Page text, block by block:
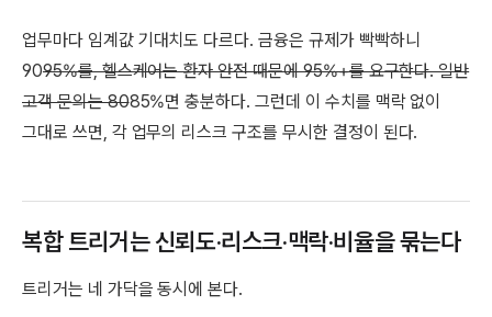
업무마다 임계값 기대치도 다르다. 금융은 규제가 빡빡하니
9095%를, 헬스케어는 환자 안전 때문에 95%+를 요구한다. 일반
고객 문의는 8085%면 충분하다. 그런데 이 수치를 맥락 없이
그대로 쓰면, 각 업무의 리스크 구조를 무시한 결정이 된다.
복합 트리거는 신뢰도·리스크·맥락·비율을 묶는다
트리거는 네 가닥을 동시에 본다.